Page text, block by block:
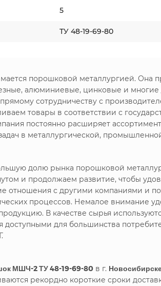
5
ТУ 48-19-69-80
порошковой металлургией. Она
алюминиевые, цинковые и многие
сотрудничеству с
товары в соответствии с
постоянно расширяет
в металлургической,
долю рынка порошковой
и продолжаем развитие, чтобы
отношения с другими компаниями и
процессов. Немалое внимание
В качестве сырья
для большинства
МШЧ-2 ТУ 48-19-69-80 в г.
рекордно короткие сроки